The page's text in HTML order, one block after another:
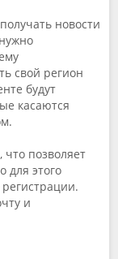
новости
свой регион
будут
касаются
позволяет
для этого
и